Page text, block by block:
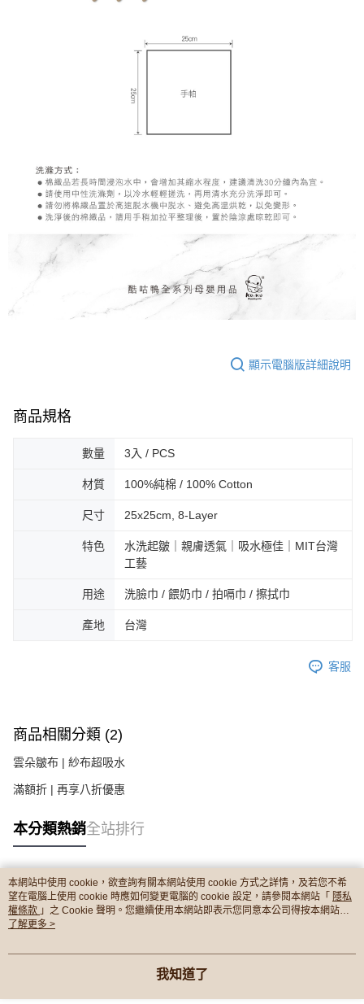
顯示電腦版詳細說明
商品規格
數量 3入 / PCS
材質 100%純棉 / 100% Cotton
尺寸 25x25cm, 8-Layer
特色
水洗起皺｜親膚透氣｜吸水極佳｜MIT台灣
工藝
用途 洗臉巾 / 餵奶巾 / 拍嗝巾 / 擦拭巾
產地 台灣
客服
商品相關分類 (2)
雲朵皺布 | 紗布超吸水
滿額折 | 再享八折優惠
本分類熱銷全站排行
熱門標籤
本網站中使用 cookie，欲查詢有關本網站使用 cookie 方式之詳情，及若您不希
望在電腦上使用 cookie 時應如何變更電腦的 cookie 設定，請參閱本網站「 隱私
權條款 」之 Cookie 聲明。您繼續使用本網站即表示您同意本公司得按本網站使
用條款之 Cookie 聲明使用 cookie。
了解更多 >
我知道了